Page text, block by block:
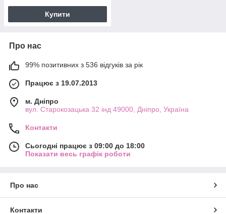
Купити
Про нас
99% позитивних з 536 відгуків за рік
Працює з 19.07.2013
м. Дніпро
вул. Старокозацька 32 інд 49000, Дніпро, Україна
Контакти
Сьогодні працює з 09:00 до 18:00
Показати весь графік роботи
Про нас
Контакти